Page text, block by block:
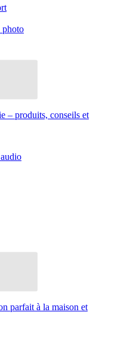
photo
– produits, conseils et
parfait à la maison et